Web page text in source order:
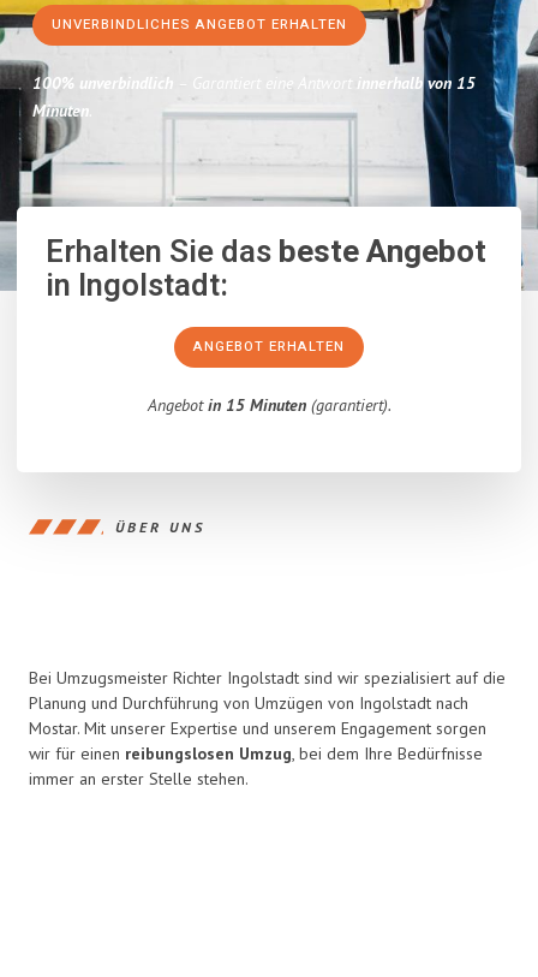
UNVERBINDLICHES ANGEBOT ERHALTEN
100% unverbindlich – Garantiert eine Antwort innerhalb von 15
Minuten.
Erhalten Sie dasbeste Angebot
in Ingolstadt:
ANGEBOT ERHALTEN
Angebotin 15 Minuten(garantiert).
ÜBER UNS
Bei Umzugsmeister Richter Ingolstadt sind wir spezialisiert auf die
Planung und Durchführung von Umzügen von Ingolstadt nach
Mostar. Mit unserer Expertise und unserem Engagement sorgen
wir für einen reibungslosen Umzug, bei dem Ihre Bedürfnisse
immer an erster Stelle stehen.